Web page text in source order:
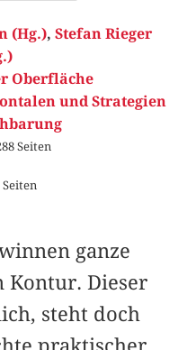
(Hg.), Stefan Rieger
Oberfläche
und Strategien
Seiten
Seiten
ganze
Kontur. Dieser
steht doch